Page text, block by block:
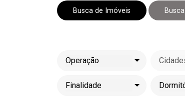
Busca de Imóveis
Operação
Finalidade